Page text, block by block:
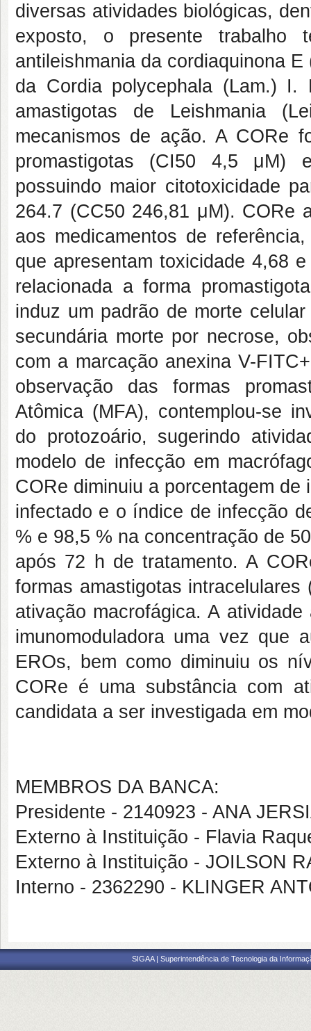
diversas atividades biológicas,
exposto, o presente trabalho
antileishmania da cordiaquinona
da Cordia polycephala (Lam.) I.
amastigotas de Leishmania
mecanismos de ação. A CORe
promastigotas (CI50 4,5 μM)
possuindo maior citotoxicidade
264.7 (CC50 246,81 μM). CORe
aos medicamentos de
que apresentam toxicidade 4,68
relacionada a forma
induz um padrão de morte
secundária morte por necrose,
com a marcação anexina V-
observação das formas
Atômica (MFA), contemplou-se
do protozoário, sugerindo
modelo de infecção em
CORe diminuiu a porcentagem
infectado e o índice de infecção
% e 98,5 % na concentração de
após 72 h de tratamento. A
formas amastigotas intracelulares
ativação macrofágica. A
imunomoduladora uma vez
EROs, bem como diminuiu os
CORe é uma substância com
candidata a ser investigada em
MEMBROS DA BANCA:
Presidente - 2140923 - ANA
Externo à Instituição - Flavia
Externo à Instituição - JOILSON
Interno - 2362290 - KLINGER
SIGAA | Superintendência de Tecnologia da